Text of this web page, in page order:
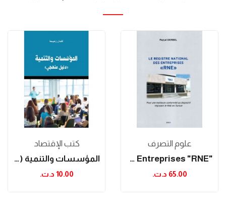
كتب الإقتصاد
المؤسسات والتنمية (دليل منهجي)
10.00 د.ت.‏
علوم التصرف
"Le Registre National Des Entreprises "RNE
65.00 د.ت.‏